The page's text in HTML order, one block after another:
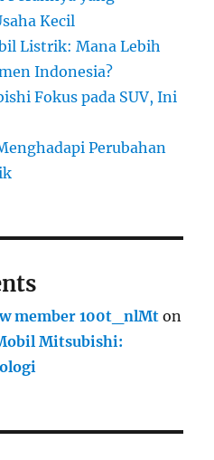
Kecil
Listrik: Mana Lebih
Indonesia?
Fokus pada SUV, Ini
Perubahan
member 100t_nlMt on
Mitsubishi: